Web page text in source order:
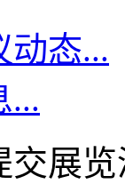
动态...
...
交展